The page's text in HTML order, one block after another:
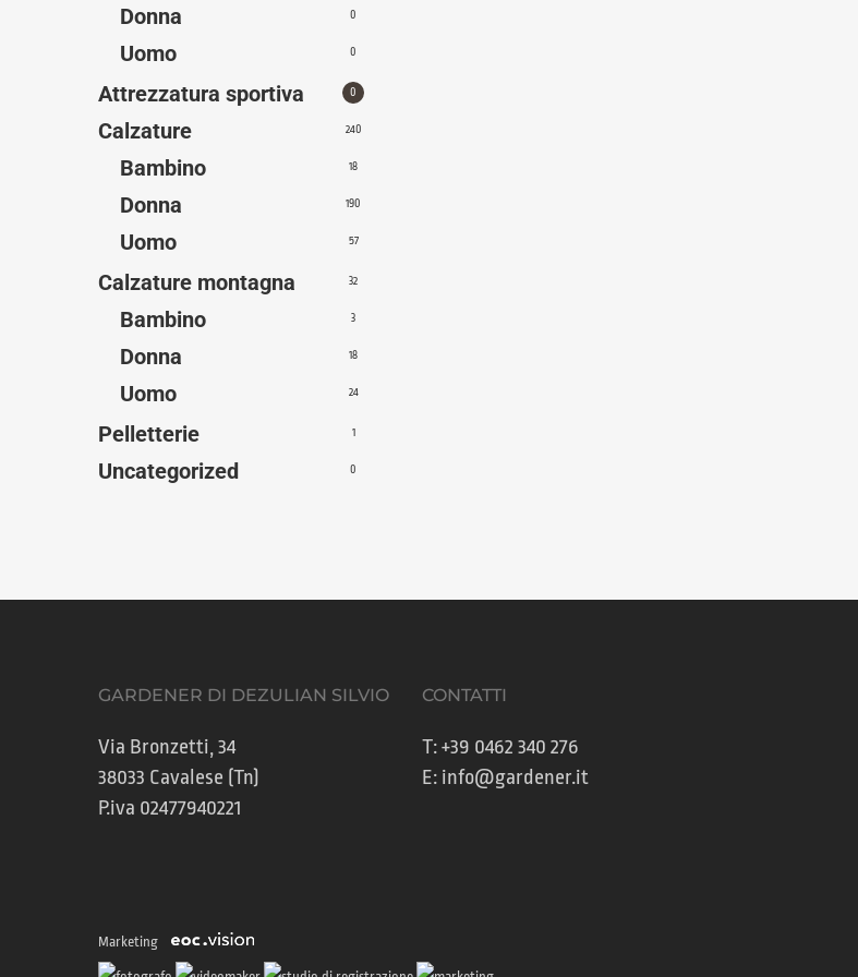
Donna 0
Uomo 0
Attrezzatura sportiva 0
Calzature 240
Bambino 18
Donna 190
Uomo 57
Calzature montagna 32
Bambino 3
Donna 18
Uomo 24
Pelletterie 1
Uncategorized 0
GARDENER DI DEZULIAN SILVIO
Via Bronzetti, 34
38033 Cavalese (Tn)
P.iva 02477940221
CONTATTI
T:+39 0462 340 276
E: info@gardener.it
Marketing